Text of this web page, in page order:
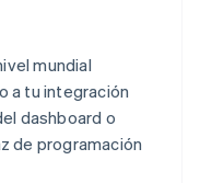
mundial
a tu integración
dashboard o
de programación